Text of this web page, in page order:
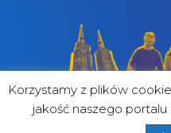
Korzystamy z plików
jakość naszego portalu